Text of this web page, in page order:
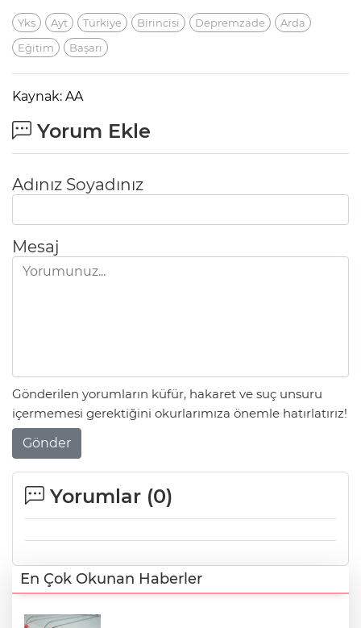
Yks Ayt Türkiye Birincisi Depremzade
Arda
Eğitim
Başarı
Kaynak: AA
Yorum Ekle
Adınız Soyadınız
Mesaj
Gönderilen yorumların küfür, hakaret ve suç unsuru
içermemesi gerektiğini okurlarımıza önemle hatırlatırız!
Gönder
Yorumlar (0)
En Çok Okunan Haberler